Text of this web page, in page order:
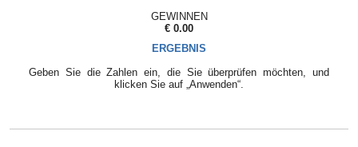
GEWINNEN
€ 0.00
ERGEBNIS
Geben Sie die Zahlen ein, die Sie überprüfen möchten, und
klicken Sie auf „Anwenden“.